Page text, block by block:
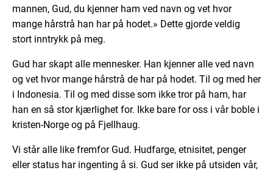
mannen, Gud, du kjenner ham ved navn og vet hvor
mange hårstrå han har på hodet.» Dette gjorde veldig
stort inntrykk på meg.
Gud har skapt alle mennesker. Han kjenner alle ved navn
og vet hvor mange hårstrå de har på hodet. Til og med her
i Indonesia. Til og med disse som ikke tror på ham, har
han en så stor kjærlighet for. Ikke bare foross i vårboble i
kristen-Norge og på Fjellhaug.
Vi står alle like fremfor Gud. Hudfarge, etnisitet, penger
eller status har ingenting å si. Gud ser ikke på utsiden vår,